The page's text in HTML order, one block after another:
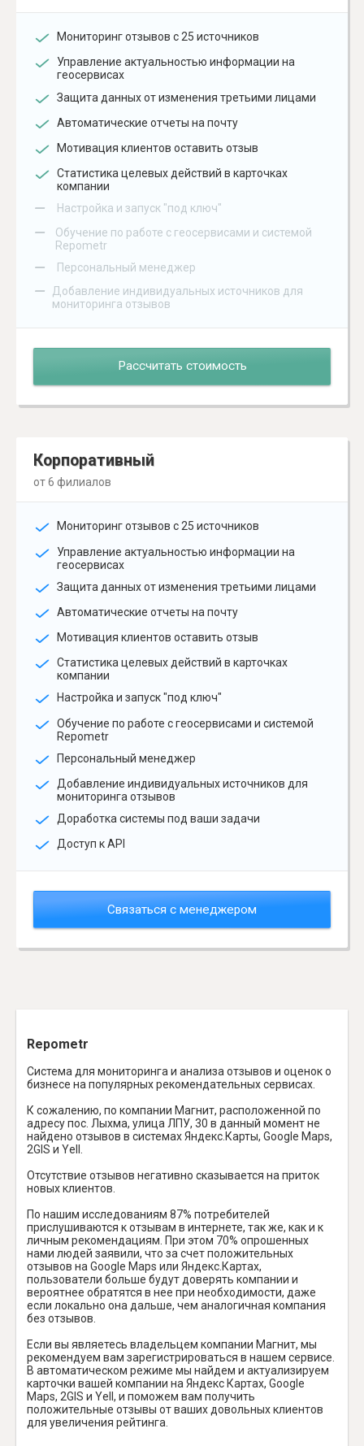
Мониторинг отзывов с 25 источников
Управление актуальностью информации на
геосервисах
Защита данных от изменения третьими лицами
Автоматические отчеты на почту
Мотивация клиентов оставить отзыв
Статистика целевых действий в карточках
компании
– Настройка и запуск "под ключ"
–
Обучение по работе с геосервисами и системой
Repometr
– Персональный менеджер
–
Добавление индивидуальных источников для
мониторинга отзывов
Рассчитать стоимость
Корпоративный
от 6 филиалов
Мониторинг отзывов с 25 источников
Управление актуальностью информации на
геосервисах
Защита данных от изменения третьими лицами
Автоматические отчеты на почту
Мотивация клиентов оставить отзыв
Статистика целевых действий в карточках
компании
Настройка и запуск "под ключ"
Обучение по работе с геосервисами и системой
Repometr
Персональный менеджер
Добавление индивидуальных источников для
мониторинга отзывов
Доработка системы под ваши задачи
Доступ к API
Связаться с менеджером
Repometr
Система для мониторинга и анализа отзывов и оценок о
бизнесе на популярных рекомендательных сервисах.
К сожалению, по компании Магнит, расположенной по
адресу пос. Лыхма, улица ЛПУ, 30 в данный момент не
найдено отзывов в системах Яндекс.Карты, Google Maps,
2GIS и Yell.
Отсутствие отзывов негативно сказывается на приток
новых клиентов.
По нашим исследованиям 87% потребителей
прислушиваются к отзывам в интернете, так же, как и к
личным рекомендациям. При этом 70% опрошенных
нами людей заявили, что за счет положительных
отзывов на Google Maps или Яндекс.Картах,
пользователи больше будут доверять компании и
вероятнее обратятся в нее при необходимости, даже
если локально она дальше, чем аналогичная компания
без отзывов.
Если вы являетесь владельцем компании Магнит, мы
рекомендуем вам зарегистрироваться в нашем сервисе.
В автоматическом режиме мы найдем и актуализируем
карточки вашей компании на Яндекс Картах, Google
Maps, 2GIS и Yell, и поможем вам получить
положительные отзывы от ваших довольных клиентов
для увеличения рейтинга.